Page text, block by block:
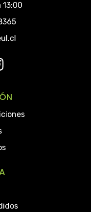
13:00